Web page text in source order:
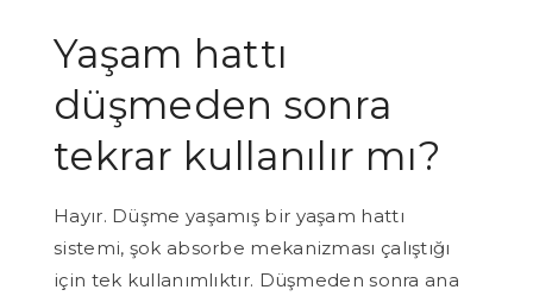
Yaşam hattı
düşmeden sonra
tekrar kullanılır mı?
Hayır. Düşme yaşamış bir yaşam hattı
sistemi, şok absorbe mekanizması çalıştığı
için tek kullanımlıktır. Düşmeden sonra ana